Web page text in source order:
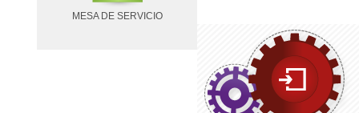
MESA DE SERVICIO